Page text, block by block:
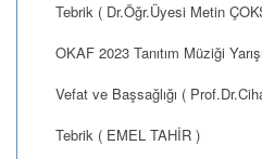
Tebrik ( Dr.Öğr.Üyesi Metin
OKAF 2023 Tanıtım Müziği
Vefat ve Başsağlığı (
Tebrik ( EMEL TAHİR )